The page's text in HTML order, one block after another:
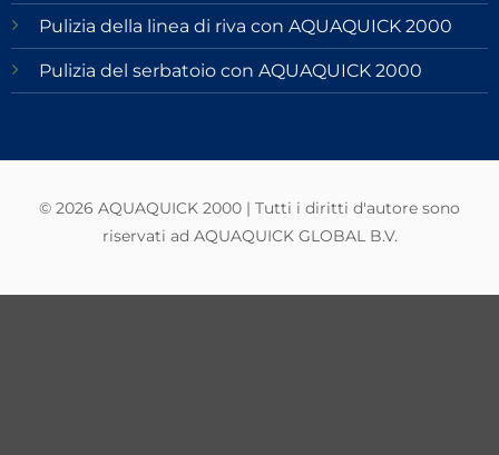
Pulizia della linea di riva con AQUAQUICK 2000
Pulizia del serbatoio con AQUAQUICK 2000
© 2026 AQUAQUICK 2000 | Tutti i diritti d'autore sono
riservati ad AQUAQUICK GLOBAL B.V.